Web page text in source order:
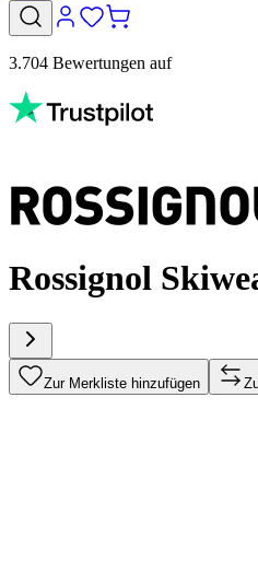
3.704 Bewertungen auf
Rossignol
Zur Merkliste hinzufügen